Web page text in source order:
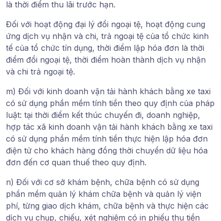
là thời điểm thu lãi trước hạn.
Đối với hoạt động đại lý đổi ngoại tệ, hoạt động cung
ứng dịch vụ nhận và chi, trả ngoại tệ của tổ chức kinh
tế của tổ chức tín dụng, thời điểm lập hóa đơn là thời
điểm đổi ngoại tệ, thời điểm hoàn thành dịch vụ nhận
và chi trả ngoại tệ.
m) Đối với kinh doanh vận tải hành khách bằng xe taxi
có sử dụng phần mềm tính tiền theo quy định của pháp
luật: tại thời điểm kết thúc chuyến đi, doanh nghiệp,
hợp tác xã kinh doanh vận tải hành khách bằng xe taxi
có sử dụng phần mềm tính tiền thực hiện lập hóa đơn
điện tử cho khách hàng đồng thời chuyển dữ liệu hóa
đơn đến cơ quan thuế theo quy định.
n) Đối với cơ sở khám bệnh, chữa bệnh có sử dụng
phần mềm quản lý khám chữa bệnh và quản lý viện
phí, từng giao dịch khám, chữa bệnh và thực hiện các
dịch vụ chụp, chiếu, xét nghiệm có in phiếu thu tiền